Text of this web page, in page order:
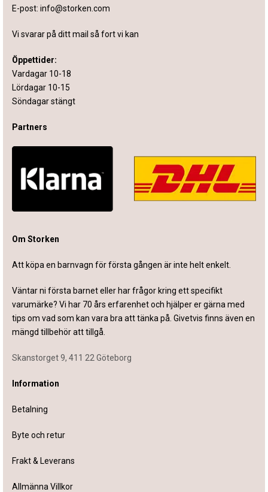
E-post: info@storken.com
Vi svarar på ditt mail så fort vi kan
Öppettider:
Vardagar 10-18
Lördagar 10-15
Söndagar stängt
Partners
Om Storken
Att köpa en barnvagn för första gången är inte helt enkelt.
Väntar ni första barnet eller har frågor kring ett specifikt
varumärke? Vi har 70 års erfarenhet och hjälper er gärna med
tips om vad som kan vara bra att tänka på. Givetvis finns även en
mängd tillbehör att tillgå.
Skanstorget 9, 411 22 Göteborg
Information
Betalning
Byte och retur
Frakt & Leverans
Allmänna Villkor